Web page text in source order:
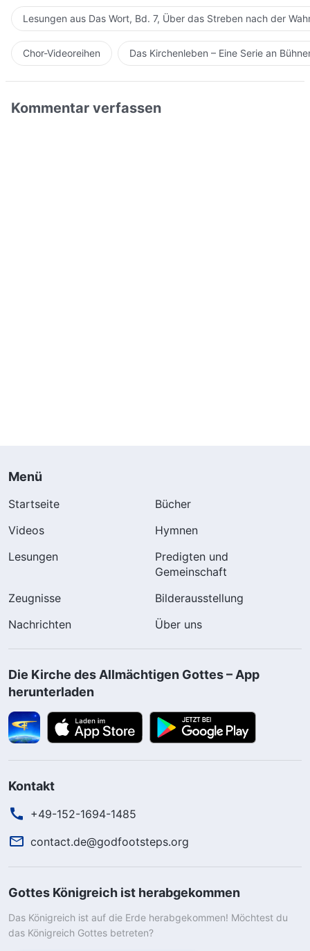
Lesungen aus Das Wort, Bd. 7, Über das Streben nach der
Chor-Videoreihen Das Kirchenleben – Eine Serie an
Kommentar verfassen
Menü
Startseite
Bücher
Videos
Hymnen
Lesungen
Predigten und
Gemeinschaft
Zeugnisse
Bilderausstellung
Nachrichten
Über uns
Die Kirche des Allmächtigen Gottes – App
herunterladen
Kontakt
+49-152-1694-1485
contact.de@godfootsteps.org
Gottes Königreich ist herabgekommen
Das Königreich ist auf die Erde herabgekommen! Möchtest du
das Königreich Gottes betreten?